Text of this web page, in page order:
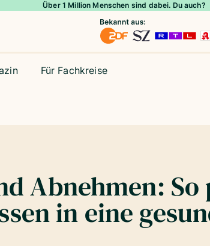
Über 1 Million Menschen sind dabei. Du auch?
Für Fachkreise
Abnehmen:
in eine